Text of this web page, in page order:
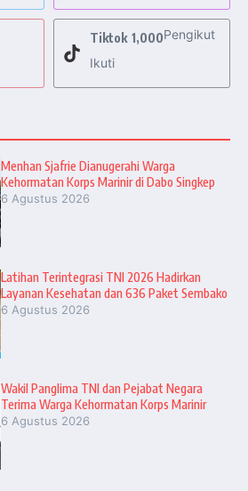
Tiktok 1,000Pengikut
Ikuti
Menhan Sjafrie Dianugerahi Warga
Kehormatan Korps Marinir di Dabo Singkep
6 Agustus 2026
Latihan Terintegrasi TNI 2026 Hadirkan
Layanan Kesehatan dan 636 Paket Sembako
6 Agustus 2026
Wakil Panglima TNI dan Pejabat Negara
Terima Warga Kehormatan Korps Marinir
6 Agustus 2026